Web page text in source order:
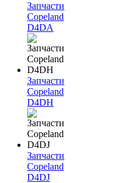
Запчасти
Copeland
D4DA
Запчасти
Copeland
D4DH
Запчасти
Copeland
D4DJ